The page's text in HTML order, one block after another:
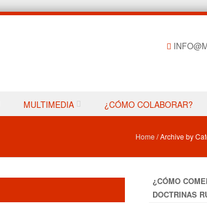
MULTIMEDIA ¿CÓMO COLABORAR?
Home /Archive by
¿CÓMO
DOCTRINAS